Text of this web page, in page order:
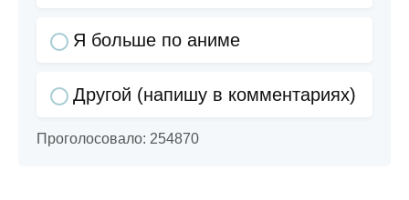
Я больше по аниме
Другой (напишу в комментариях)
Проголосовало: 254870